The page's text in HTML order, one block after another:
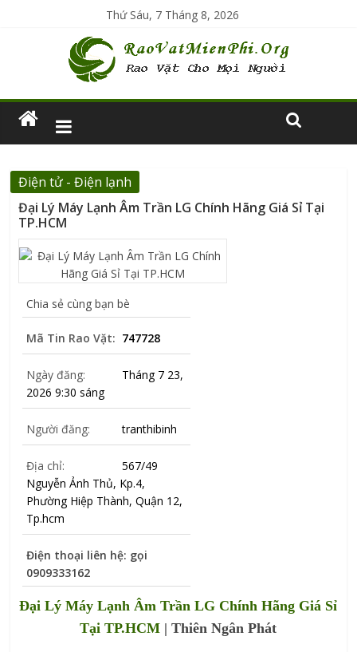
Thứ Sáu, 7 Tháng 8, 2026
Điện tử - Điện lạnh
Đại Lý Máy Lạnh Âm Trần LG Chính Hãng Giá Sỉ Tại
TP.HCM
Chia sẻ cùng bạn bè
Mã Tin Rao Vặt: 747728
Ngày đăng:
Tháng 7 23,
2026 9:30 sáng
Người đăng: tranthibinh
Địa chỉ:
567/49
Nguyễn Ảnh Thủ, Kp.4,
Phường Hiệp Thành, Quận 12,
Tp.hcm
Điện thoại liên hệ: gọi
0909333162
Đại Lý Máy Lạnh Âm Trần LG Chính Hãng Giá Sỉ
Tại TP.HCM | Thiên Ngân Phát